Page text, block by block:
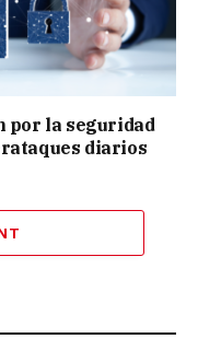
por la seguridad
diarios